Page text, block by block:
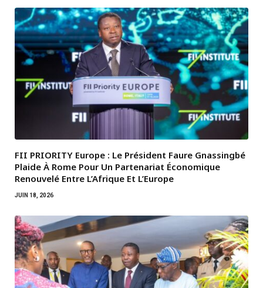
FII PRIORITY Europe : Le Président Faure Gnassingbé
Plaide À Rome Pour Un Partenariat Économique
Renouvelé Entre L’Afrique Et L’Europe
JUIN 18, 2026